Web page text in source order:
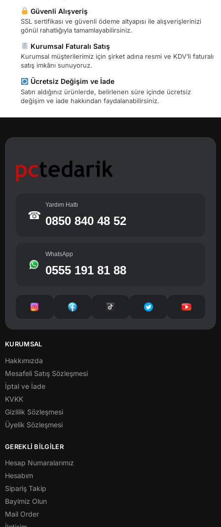
Güvenli Alışveriş
SSL sertifikası ve güvenli ödeme altyapısı ile alışverişlerinizi
gönül rahatlığıyla tamamlayabilirsiniz.
Kurumsal Faturalı Satış
Kurumsal müşterilerimiz için şirket adına resmi ve KDV’li faturalı
satış imkânı sunuyoruz.
Ücretsiz Değişim ve İade
Satın aldığınız ürünlerde, belirlenen süre içinde ücretsiz
değişim ve iade hakkından faydalanabilirsiniz.
☎
Yardım Hattı
0850 840 48 52
WhatsApp
0555 191 81 88
KURUMSAL
Hakkımızda
Mesafeli Satış Sözleşmesi
İptal ve İade
KVKK
Gizlilik Sözleşmesi
Üyelik Sözleşmesi
GEREKLİ BİLGİLER
Hesap Numaralarımız
Hesabım
Sipariş Takip
Bayimiz Olun
Mail Order